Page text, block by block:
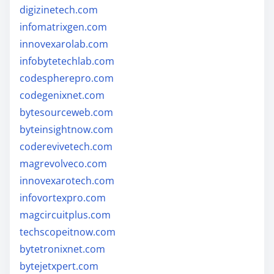
digizinetech.com
infomatrixgen.com
innovexarolab.com
infobytetechlab.com
codespherepro.com
codegenixnet.com
bytesourceweb.com
byteinsightnow.com
coderevivetech.com
magrevolveco.com
innovexarotech.com
infovortexpro.com
magcircuitplus.com
techscopeitnow.com
bytetronixnet.com
bytejetxpert.com